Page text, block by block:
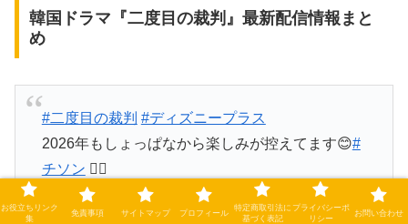
韓国ドラマ『二度目の裁判』最新配信情報まと
め
#二度目の裁判 #ディズニープラス
2026年もしょっぱなから楽しみが控えてます😊#
チソン 🧑‍⚖️
あと数時間で終わってしまうけど。。。
お役立ちリンク
集
免責事項 サイトマップ プロフィール
特定商取引法に
基づく表記
プライバシーポ
リシー
お問い合わせ